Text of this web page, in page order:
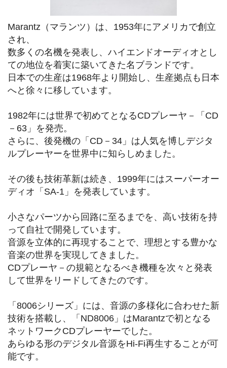
Marantz（マランツ）は、1953年にアメリカで創立
され、
数多くの名機を発表し、ハイエンドオーディオとし
ての地位を着実に築いてきた名ブランドです。
日本での生産は1968年より開始し、生産拠点も日本
へと徐々に移しています。
1982年には世界で初めてとなるCDプレーヤ－「CD
－63」を発売。
さらに、後発機の「CD－34」は人気を博しデジタ
ルプレーヤーを世界中に知らしめました。
その後も技術革新は続き、1999年にはスーパーオー
ディオ「SA-1」を発表しています。
小さなパーツから回路に至るまでを、高い技術を持
って自社で開発しています。
音源を立体的に再現することで、理想とする豊かな
音楽の世界を実現してきました。
CDプレーヤ－の規範となるべき機種を次々と発表
して世界をリードしてきたのです。
「8006シリーズ」には、音源の多様化に合わせた新
技術を搭載し、「ND8006」はMarantzで初となる
ネットワークCDプレーヤーでした。
あらゆる形のデジタル音源をHi-Fi再生することが可
能です。